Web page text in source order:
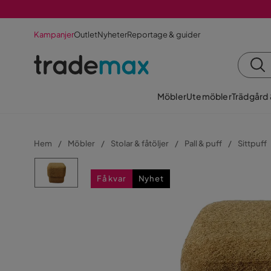
KampanjerOutletNyheterReportage & guider
MöblerUtemöblerTrädgård
Hem Möbler Stolar & fåtöljer Pall & puff Sittpuff
Få kvar Nyhet